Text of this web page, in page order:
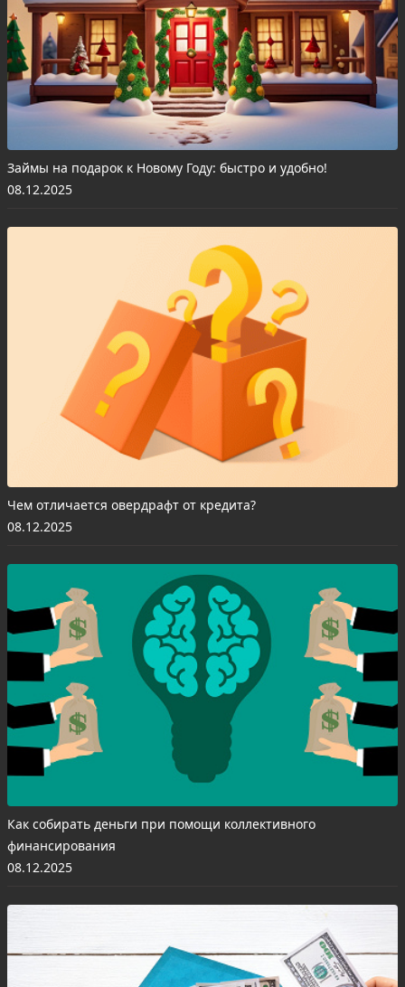
Займы на подарок к Новому Году: быстро и удобно!
08.12.2025
Чем отличается овердрафт от кредита?
08.12.2025
Как собирать деньги при помощи коллективного
финансирования
08.12.2025